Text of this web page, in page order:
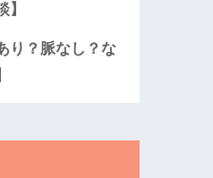
り？脈なし？な